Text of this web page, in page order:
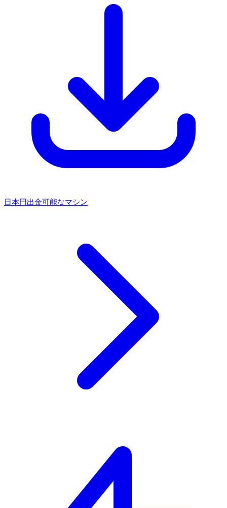
日本円出金可能なマシン